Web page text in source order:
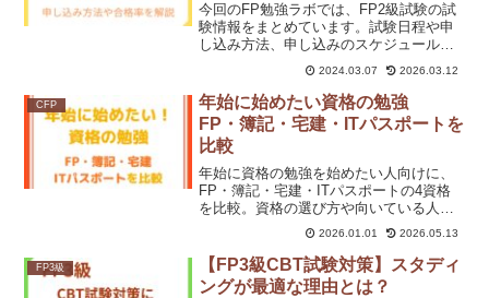
今回のFP勉強ラボでは、FP2級試験の試
験情報をまとめています。試験日程や申
し込み方法、申し込みのスケジュールを
掲載。受験資格についても解説していま
す。受験者数や合格率の推移なども幅広
くまとめました。CFP受験を検討してい
る方への情報も。これからFP2級の受験
を考えている方はぜひ参考にしてくださ
い。
2024.03.07 2026.03.12
CFP
年始に始めたい資格の勉強
FP・簿記・宅建・ITパスポートを
比較
年始に資格の勉強を始めたい人向けに、
FP・簿記・宅建・ITパスポートの4資格
を比較。資格の選び方や向いている人、
通信講座を選ぶポイントを初心者にもわ
かりやすく解説します。新年から無理な
く資格勉強を始めたい方におすすめの記
事です。
2026.01.01 2026.05.13
FP3級
【FP3級CBT試験対策】スタディ
ングが最適な理由とは？